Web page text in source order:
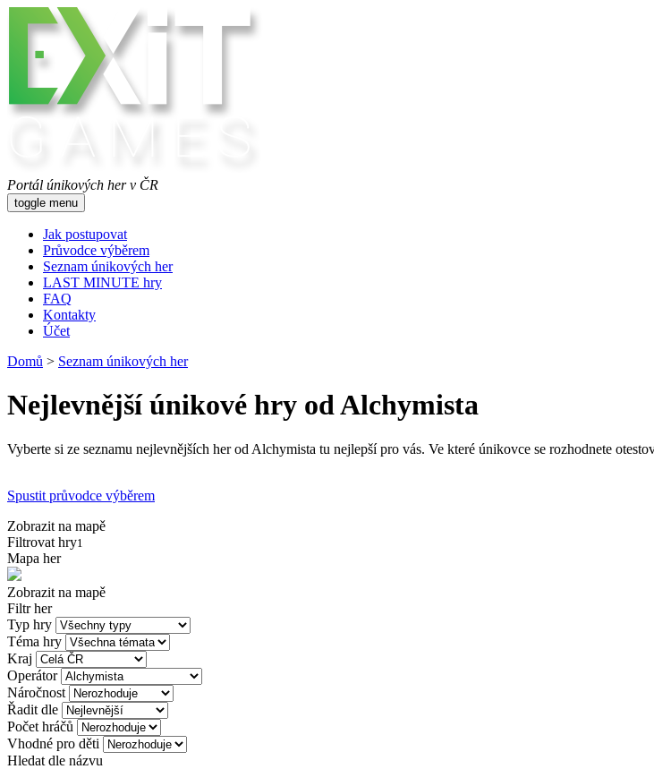
Portál únikových her v ČR
toggle menu
Jak postupovat
Průvodce výběrem
Seznam únikových her
LAST MINUTE hry
FAQ
Kontakty
Účet
Domů > Seznam únikových her
Nejlevnější únikové hry od Alchymista
Vyberte si ze seznamu nejlevnějších her od Alchymista tu nejlepší pro vás. Ve které únikovce se rozhodnete
Spustit průvodce výběrem
Zobrazit na mapě
Filtrovat hry1
Mapa her
Zobrazit na mapě
Filtr her
Typ hry
Téma hry
Kraj
Operátor
Náročnost
Řadit dle
Počet hráčů
Vhodné pro děti
Hledat dle názvu